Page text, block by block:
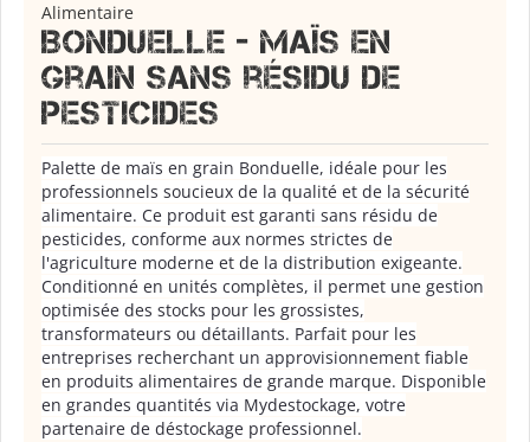
Alimentaire
Bonduelle - maïs en
grain sans résidu de
pesticides
Palette de maïs en grain Bonduelle, idéale pour les
professionnels soucieux de la qualité et de la sécurité
alimentaire. Ce produit est garanti sans résidu de
pesticides, conforme aux normes strictes de
l'agriculture moderne et de la distribution exigeante.
Conditionné en unités complètes, il permet une gestion
optimisée des stocks pour les grossistes,
transformateurs ou détaillants. Parfait pour les
entreprises recherchant un approvisionnement fiable
en produits alimentaires de grande marque. Disponible
en grandes quantités via Mydestockage, votre
partenaire de déstockage professionnel.